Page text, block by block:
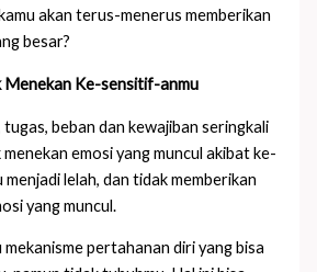
akan terus-menerus memberikan
besar?
Menekan Ke-sensitif-anmu
beban dan kewajiban seringkali
emosi yang muncul akibat ke-
lelah, dan tidak memberikan
yang muncul.
pertahanan diri yang bisa